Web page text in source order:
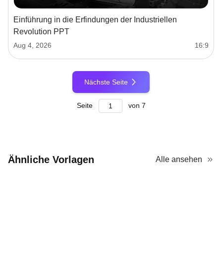
Einführung in die Erfindungen der Industriellen
Revolution PPT
Aug 4, 2026 16:9
Nächste Seite
Seite von 7
Ähnliche Vorlagen Alle ansehen